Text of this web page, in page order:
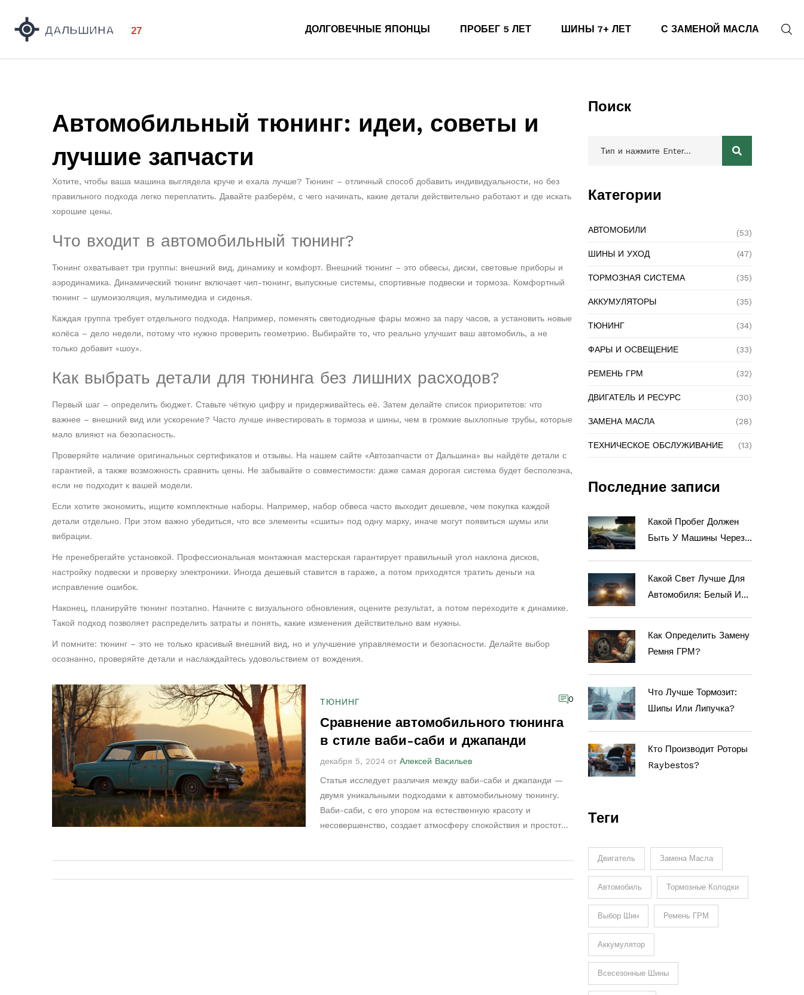
ДОЛГОВЕЧНЫЕ ЯПОНЦЫ ПРОБЕГ 5 ЛЕТ ШИНЫ 7+ ЛЕТ С ЗАМЕНОЙ МАСЛА
Автомобильный тюнинг: идеи, советы и
лучшие запчасти
Хотите, чтобы ваша машина выглядела круче и ехала лучше? Тюнинг – отличный способ добавить индивидуальности, но без
правильного подхода легко переплатить. Давайте разберём, с чего начинать, какие детали действительно работают и где искать
хорошие цены.
Что входит в автомобильный тюнинг?
Тюнинг охватывает три группы: внешний вид, динамику и комфорт. Внешний тюнинг – это обвесы, диски, световые приборы и
аэродинамика. Динамический тюнинг включает чип-тюнинг, выпускные системы, спортивные подвески и тормоза. Комфортный
тюнинг – шумоизоляция, мультимедиа и сиденья.
Каждая группа требует отдельного подхода. Например, поменять светодиодные фары можно за пару часов, а установить новые
колёса – дело недели, потому что нужно проверить геометрию. Выбирайте то, что реально улучшит ваш автомобиль, а не
только добавит «шоу».
Как выбрать детали для тюнинга без лишних расходов?
Первый шаг – определить бюджет. Ставьте чёткую цифру и придерживайтесь её. Затем делайте список приоритетов: что
важнее – внешний вид или ускорение? Часто лучше инвестировать в тормоза и шины, чем в громкие выхлопные трубы, которые
мало влияют на безопасность.
Проверяйте наличие оригинальных сертификатов и отзывы. На нашем сайте «Автозапчасти от Дальшина» вы найдёте детали с
гарантией, а также возможность сравнить цены. Не забывайте о совместимости: даже самая дорогая система будет бесполезна,
если не подходит к вашей модели.
Если хотите экономить, ищите комплектные наборы. Например, набор обвеса часто выходит дешевле, чем покупка каждой
детали отдельно. При этом важно убедиться, что все элементы «сшиты» под одну марку, иначе могут появиться шумы или
вибрации.
Не пренебрегайте установкой. Профессиональная монтажная мастерская гарантирует правильный угол наклона дисков,
настройку подвески и проверку электроники. Иногда дешевый ставится в гараже, а потом приходятся тратить деньги на
исправление ошибок.
Наконец, планируйте тюнинг поэтапно. Начните с визуального обновления, оцените результат, а потом переходите к динамике.
Такой подход позволяет распределить затраты и понять, какие изменения действительно вам нужны.
И помните: тюнинг – это не только красивый внешний вид, но и улучшение управляемости и безопасности. Делайте выбор
осознанно, проверяйте детали и наслаждайтесь удовольствием от вождения.
ТЮНИНГ 0
Сравнение автомобильного тюнинга
в стиле ваби-саби и джапанди
декабря 5, 2024 от Алексей Васильев
Статья исследует различия между ваби-саби и джапанди —
двумя уникальными подходами к автомобильному тюнингу.
Ваби-саби, с его упором на естественную красоту и
несовершенство, создает атмосферу спокойствия и простоты.
Поиск
Категории
АВТОМОБИЛИ (53)
ШИНЫ И УХОД (47)
ТОРМОЗНАЯ СИСТЕМА (35)
АККУМУЛЯТОРЫ (35)
ТЮНИНГ (34)
ФАРЫ И ОСВЕЩЕНИЕ (33)
РЕМЕНЬ ГРМ (32)
ДВИГАТЕЛЬ И РЕСУРС (30)
ЗАМЕНА МАСЛА (28)
ТЕХНИЧЕСКОЕ ОБСЛУЖИВАНИЕ (13)
Последние записи
Какой Пробег Должен
Быть У Машины Через
Какой Свет Лучше Для
Автомобиля: Белый Или
Как Определить Замену
Ремня ГРМ?
Что Лучше Тормозит:
Шипы Или Липучка?
Кто Производит Роторы
Raybestos?
Теги
Двигатель Замена Масла
Автомобиль Тормозные Колодки
Выбор Шин Ремень ГРМ
Аккумулятор
Всесезонные Шины